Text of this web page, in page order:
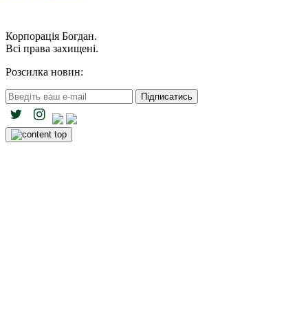
Корпорація Богдан.
Всі права захищені.
Розсилка новин:
Підписатись